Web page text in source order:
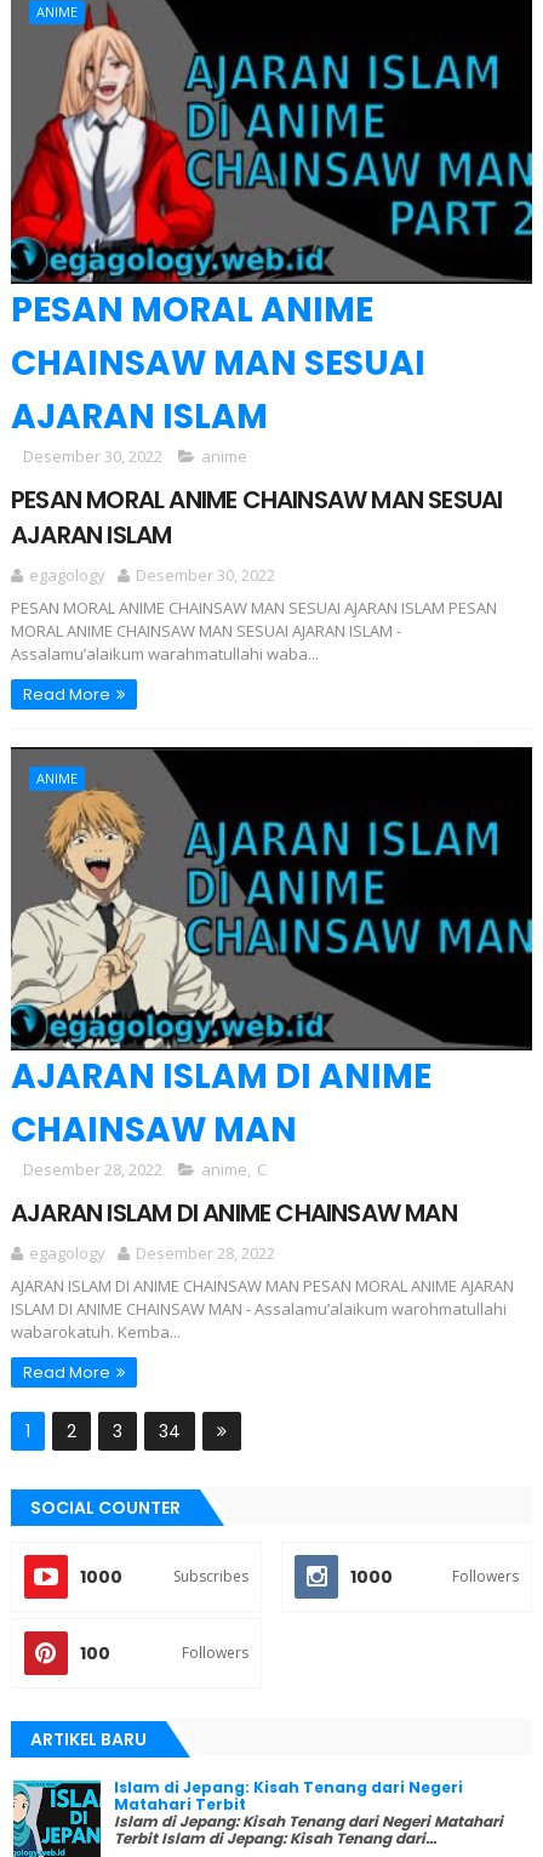
ANIME
PESAN MORAL ANIME
CHAINSAW MAN SESUAI
AJARAN ISLAM
Desember 30, 2022 anime
PESAN MORAL ANIME CHAINSAW MAN SESUAI
AJARAN ISLAM
egagology
Desember 30, 2022
PESAN MORAL ANIME CHAINSAW MAN SESUAI AJARAN ISLAM PESAN
MORAL ANIME CHAINSAW MAN SESUAI AJARAN ISLAM -
Assalamu’alaikum warahmatullahi waba...
Read More
ANIME
AJARAN ISLAM DI ANIME
CHAINSAW MAN
Desember 28, 2022 anime C
AJARAN ISLAM DI ANIME CHAINSAW MAN
egagology
Desember 28, 2022
AJARAN ISLAM DI ANIME CHAINSAW MAN PESAN MORAL ANIME AJARAN
ISLAM DI ANIME CHAINSAW MAN - Assalamu’alaikum warohmatullahi
wabarokatuh. Kemba...
Read More
1 2 3 34
SOCIAL COUNTER
1000 Subscribes 1000 Followers
100 Followers
ARTIKEL BARU
Islam di Jepang: Kisah Tenang dari Negeri
Matahari Terbit
Islam di Jepang: Kisah Tenang dari Negeri Matahari
Terbit Islam di Jepang: Kisah Tenang dari...